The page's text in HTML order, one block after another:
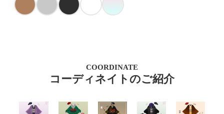
COORDINATE
コーディネイトのご紹介